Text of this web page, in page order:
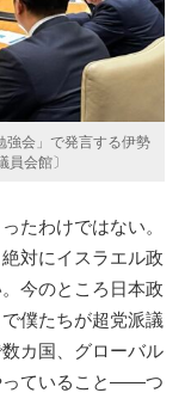
強会」で発言する伊勢
会館〕
たわけではない。
対にイスラエル政
今のところ日本政
僕たちが超党派議
カ国、グローバル
っていること――つ